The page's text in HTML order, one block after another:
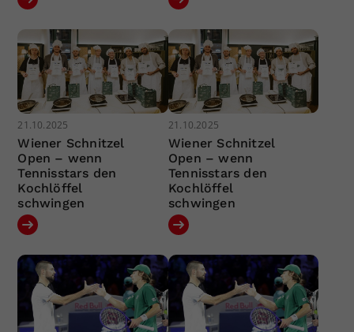
21.10.2025
Wiener Schnitzel
Open – wenn
Tennisstars den
Kochlöffel
schwingen
21.10.2025
Wiener Schnitzel
Open – wenn
Tennisstars den
Kochlöffel
schwingen